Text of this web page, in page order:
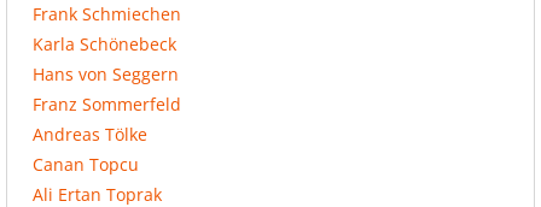
Frank Schmiechen
Karla Schönebeck
Hans von Seggern
Franz Sommerfeld
Andreas Tölke
Canan Topcu
Ali Ertan Toprak